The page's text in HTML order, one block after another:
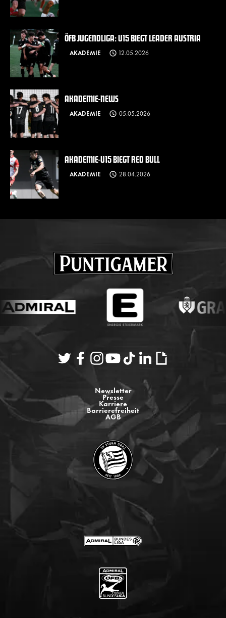
ÖFB JUGENDLIGA: U15 BIEGT LEADER AUSTRIA
AKADEMIE 12.05.2026
AKADEMIE-NEWS
AKADEMIE 05.05.2026
AKADEMIE-U15 BIEGT RED BULL
AKADEMIE 28.04.2026
Newsletter
Presse
Karriere
Barrierefreiheit
AGB